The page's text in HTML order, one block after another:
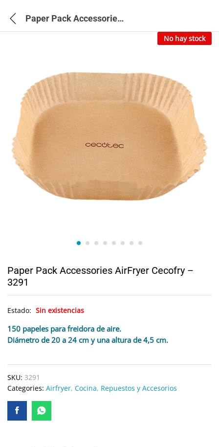
Paper Pack Accessories AirFryer Cecofry – 3291
No hay stock
Paper Pack Accessories AirFryer Cecofry –
3291
Estado: Sin existencias
150 papeles para freidora de aire.
Diámetro de 20 a 24 cm y una altura de 4,5 cm.
SKU: 3291
Categories: Airfryer, Cocina, Repuestos y Accesorios